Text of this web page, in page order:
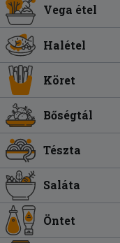
Vega étel
Halétel
Köret
Bőségtál
Tészta
Saláta
Öntet